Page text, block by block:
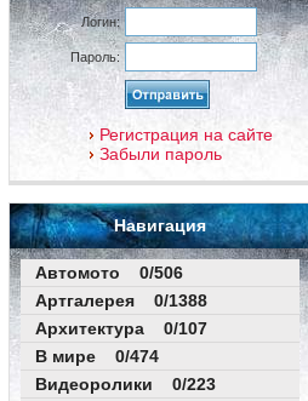
Логин:
Пароль:
Регистрация на сайте
Забыли пароль
Навигация
Автомото 0/506
Артгалерея 0/1388
Архитектура 0/107
В мире 0/474
Видеоролики 0/223